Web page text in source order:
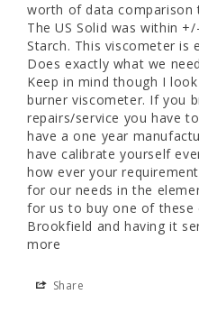
worth of data comparison
The US Solid was within
Starch. This viscometer is
Does exactly what we
Keep in mind though I
burner viscometer. If you
repairs/service you have
have a one year
have calibrate yourself
how ever your
for our needs in the
for us to buy one of these
Brookfield and having it
more
Share